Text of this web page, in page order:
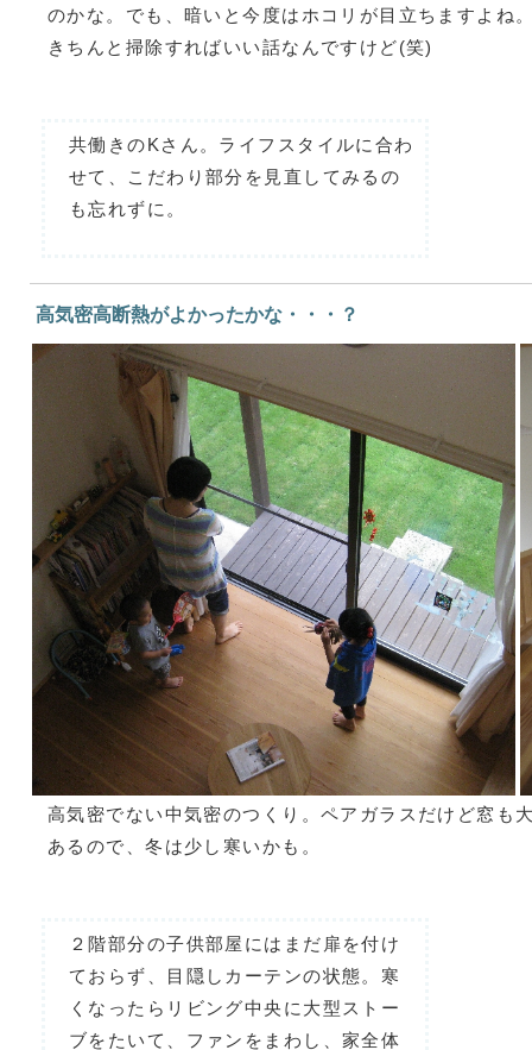
のかな。でも、暗いと今度はホコリが目立ちますよね
きちんと掃除すればいい話なんですけど(笑)
共働きのKさん。ライフスタイルに合わ
せて、こだわり部分を見直してみるの
も忘れずに。
高気密高断熱がよかったかな・・・？
高気密でない中気密のつくり。ペアガラスだけど窓も
あるので、冬は少し寒いかも。
２階部分の子供部屋にはまだ扉を付け
ておらず、目隠しカーテンの状態。寒
くなったらリビング中央に大型ストー
ブをたいて、ファンをまわし、家全体